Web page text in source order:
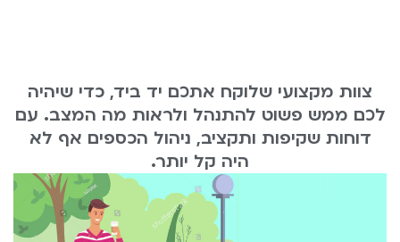
שלא נרדם בשמירה
לעסקים
צוות מקצועי שלוקח אתכם יד ביד, כדי שיהיה
לכם ממש פשוט להתנהל ולראות מה המצב. עם
דוחות שקיפות ותקציב, ניהול הכספים אף לא
היה קל יותר.